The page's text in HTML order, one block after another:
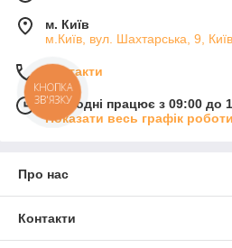
м. Київ
м.Київ, вул. Шахтарська, 9,
Контакти
Сьогодні працює з 09:00 до
Показати весь графік роботи
Про нас
Контакти
КНОПКА
ЗВ'ЯЗКУ